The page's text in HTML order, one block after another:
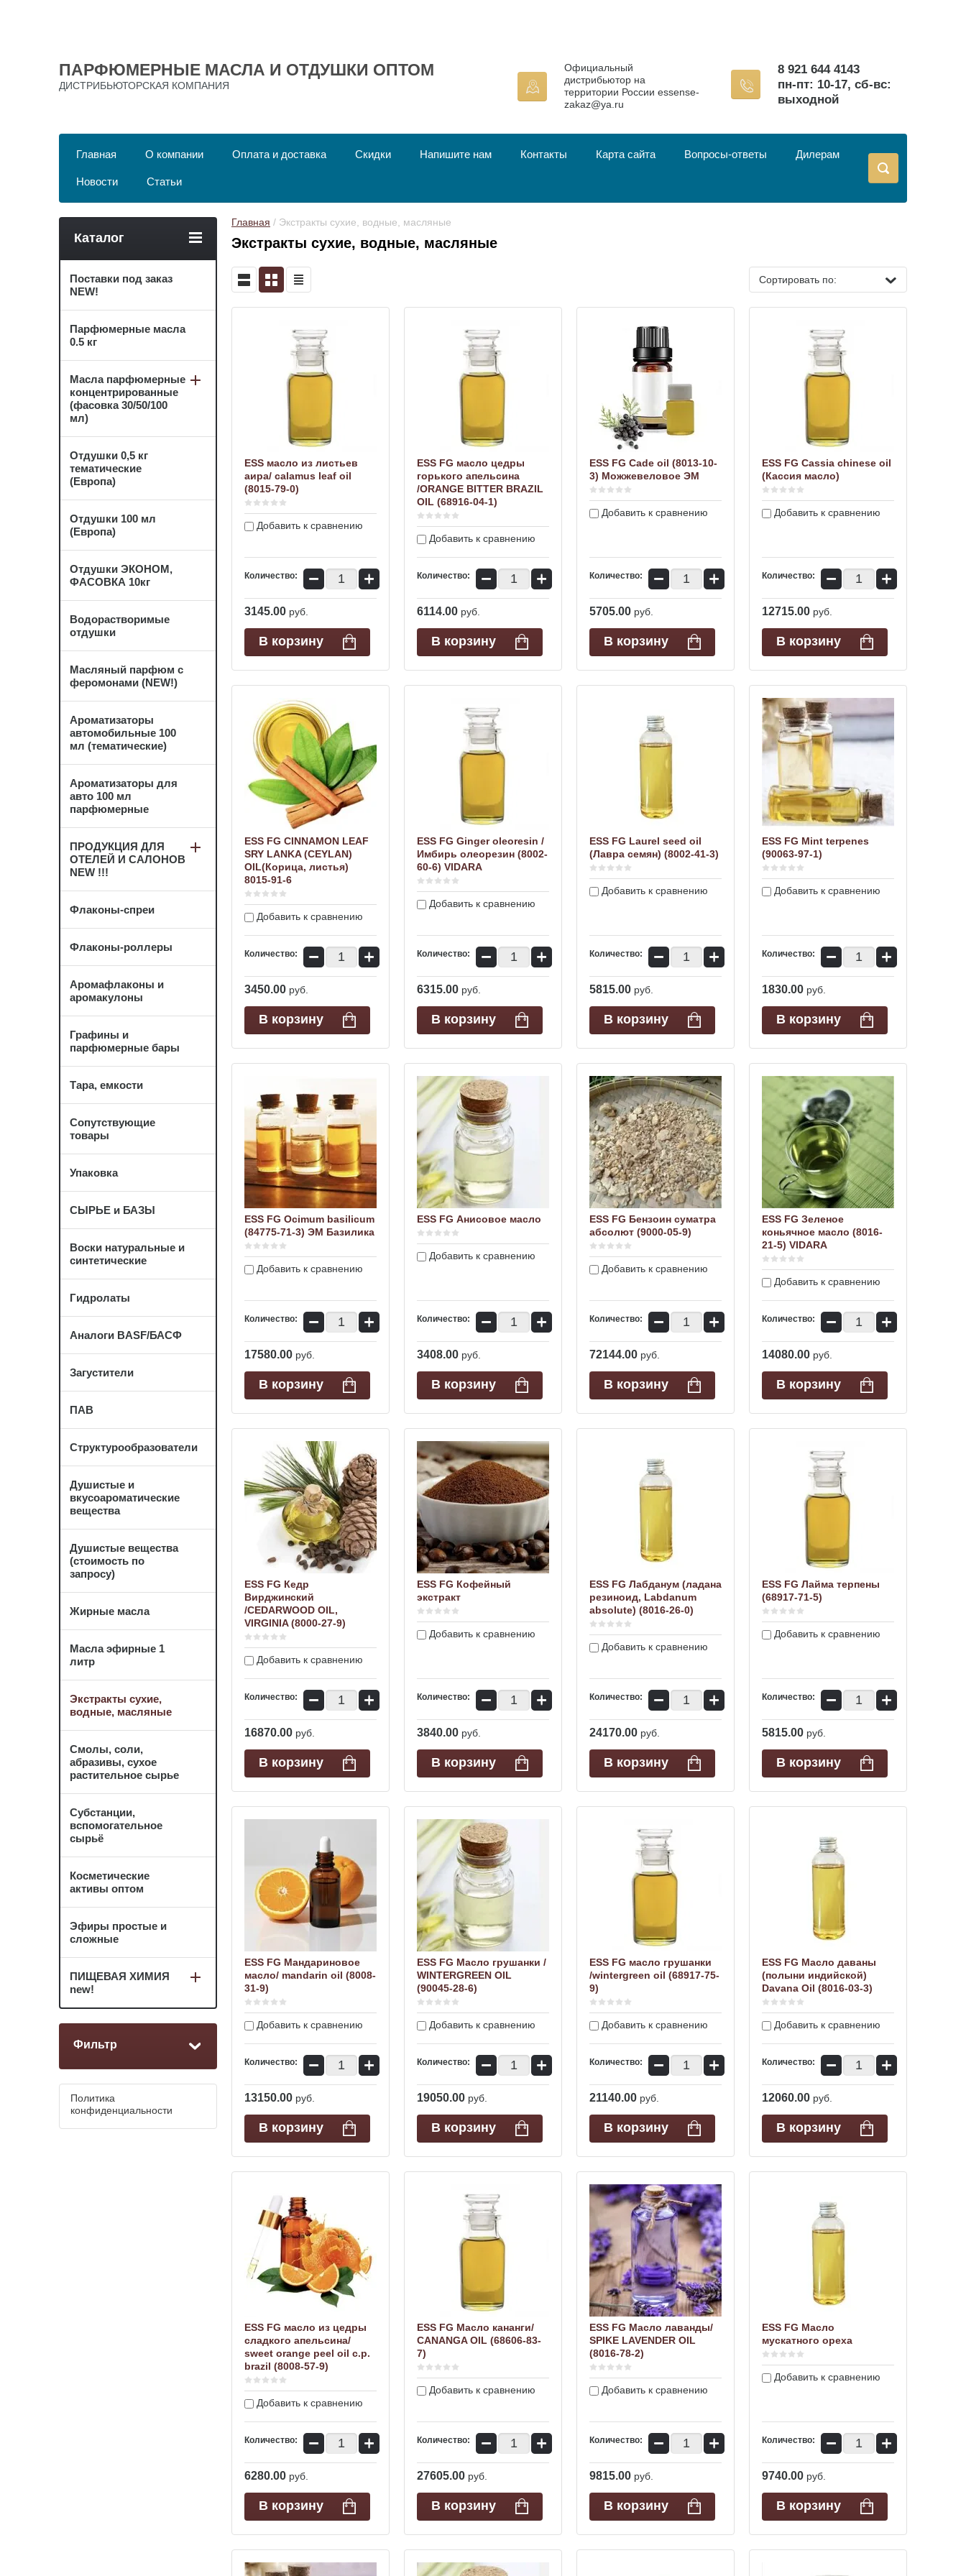
ПАРФЮМЕРНЫЕ МАСЛА И ОТДУШКИ ОПТОМ
ДИСТРИБЬЮТОРСКАЯ КОМПАНИЯ
8 921 644 4143
пн-пт: 10-17, сб-вс:
выходной
Официальный
дистрибьютор на
территории России essense-
zakaz@ya.ru
Главная О компании Оплата и доставка Скидки Напишите нам Контакты Карта сайта Вопросы-ответы Дилерам
Новости Статьи
Главная / Экстракты сухие, водные, масляные
Экстракты сухие, водные, масляные
Сортировать по:
ESS масло из листьев
аира/ calamus leaf oil
(8015-79-0)
Добавить к сравнению
Количество: − +
3145.00 руб.
В корзину
ESS FG масло цедры
горького апельсина
/ORANGE BITTER BRAZIL
OIL (68916-04-1)
Добавить к сравнению
Количество: − +
6114.00 руб.
В корзину
ESS FG Cade oil (8013-10-
3) Можжевеловое ЭМ
Добавить к сравнению
Количество: − +
5705.00 руб.
В корзину
ESS FG Cassia chinese oil
(Кассия масло)
Добавить к сравнению
Количество: − +
12715.00 руб.
В корзину
ESS FG CINNAMON LEAF
SRY LANKA (CEYLAN)
OIL(Корица, листья)
8015-91-6
Добавить к сравнению
Количество: − +
3450.00 руб.
В корзину
ESS FG Ginger oleoresin /
Имбирь олеорезин (8002-
60-6) VIDARA
Добавить к сравнению
Количество: − +
6315.00 руб.
В корзину
ESS FG Laurel seed oil
(Лавра семян) (8002-41-3)
Добавить к сравнению
Количество: − +
5815.00 руб.
В корзину
ESS FG Mint terpenes
(90063-97-1)
Добавить к сравнению
Количество: − +
1830.00 руб.
В корзину
ESS FG Ocimum basilicum
(84775-71-3) ЭМ Базилика
Добавить к сравнению
Количество: − +
17580.00 руб.
В корзину
ESS FG Анисовое масло
Добавить к сравнению
Количество: − +
3408.00 руб.
В корзину
ESS FG Бензоин суматра
абсолют (9000-05-9)
Добавить к сравнению
Количество: − +
72144.00 руб.
В корзину
ESS FG Зеленое
коньячное масло (8016-
21-5) VIDARA
Добавить к сравнению
Количество: − +
14080.00 руб.
В корзину
ESS FG Кедр
Вирджинский
/CEDARWOOD OIL,
VIRGINIA (8000-27-9)
Добавить к сравнению
Количество: − +
16870.00 руб.
В корзину
ESS FG Кофейный
экстракт
Добавить к сравнению
Количество: − +
3840.00 руб.
В корзину
ESS FG Лабданум (ладана
резиноид, Labdanum
absolute) (8016-26-0)
Добавить к сравнению
Количество: − +
24170.00 руб.
В корзину
ESS FG Лайма терпены
(68917-71-5)
Добавить к сравнению
Количество: − +
5815.00 руб.
В корзину
ESS FG Мандариновое
масло/ mandarin oil (8008-
31-9)
Добавить к сравнению
Количество: − +
13150.00 руб.
В корзину
ESS FG Масло грушанки /
WINTERGREEN OIL
(90045-28-6)
Добавить к сравнению
Количество: − +
19050.00 руб.
В корзину
ESS FG масло грушанки
/wintergreen oil (68917-75-
9)
Добавить к сравнению
Количество: − +
21140.00 руб.
В корзину
ESS FG Масло даваны
(полыни индийской)
Davana Oil (8016-03-3)
Добавить к сравнению
Количество: − +
12060.00 руб.
В корзину
ESS FG масло из цедры
сладкого апельсина/
sweet orange peel oil c.p.
brazil (8008-57-9)
Добавить к сравнению
Количество: − +
6280.00 руб.
В корзину
ESS FG Масло кананги/
CANANGA OIL (68606-83-
7)
Добавить к сравнению
Количество: − +
27605.00 руб.
В корзину
ESS FG Масло лаванды/
SPIKE LAVENDER OIL
(8016-78-2)
Добавить к сравнению
Количество: − +
9815.00 руб.
В корзину
ESS FG Масло
мускатного ореха
Добавить к сравнению
Количество: − +
9740.00 руб.
В корзину
Каталог
Поставки под заказ
NEW!
Парфюмерные масла
0.5 кг
Масла парфюмерные
концентрированные
(фасовка 30/50/100
мл)
Отдушки 0,5 кг
тематические
(Европа)
Отдушки 100 мл
(Европа)
Отдушки ЭКОНОМ,
ФАСОВКА 10кг
Водорастворимые
отдушки
Масляный парфюм с
феромонами (NEW!)
Ароматизаторы
автомобильные 100
мл (тематические)
Ароматизаторы для
авто 100 мл
парфюмерные
ПРОДУКЦИЯ ДЛЯ
ОТЕЛЕЙ И САЛОНОВ
NEW !!!
Флаконы-спреи
Флаконы-роллеры
Аромафлаконы и
аромакулоны
Графины и
парфюмерные бары
Тара, емкости
Сопутствующие
товары
Упаковка
СЫРЬЕ и БАЗЫ
Воски натуральные и
синтетические
Гидролаты
Аналоги BASF/БАСФ
Загустители
ПАВ
Структурообразователи
Душистые и
вкусоароматические
вещества
Душистые вещества
(стоимость по
запросу)
Жирные масла
Масла эфирные 1
литр
Экстракты сухие,
водные, масляные
Смолы, соли,
абразивы, сухое
растительное сырье
Субстанции,
вспомогательное
сырьё
Косметические
активы оптом
Эфиры простые и
сложные
ПИЩЕВАЯ ХИМИЯ
new!
Фильтр
Политика
конфиденциальности